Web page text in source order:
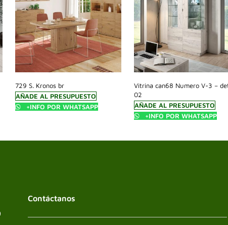
729 S. Kronos br
AÑADE AL PRESUPUESTO
+INFO POR WHATSAPP
Vitrina can68 Numero V-3 –
02
AÑADE AL PRESUPUESTO
+INFO POR WHATSAPP
Contáctanos